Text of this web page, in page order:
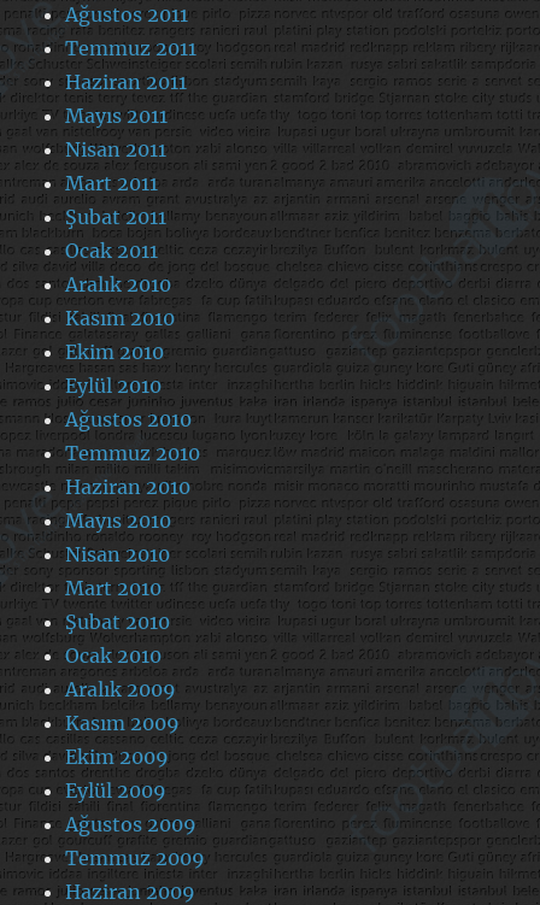
Ağustos 2011
Temmuz 2011
Haziran 2011
Mayıs 2011
Nisan 2011
Mart 2011
Şubat 2011
Ocak 2011
Aralık 2010
Kasım 2010
Ekim 2010
Eylül 2010
Ağustos 2010
Temmuz 2010
Haziran 2010
Mayıs 2010
Nisan 2010
Mart 2010
Şubat 2010
Ocak 2010
Aralık 2009
Kasım 2009
Ekim 2009
Eylül 2009
Ağustos 2009
Temmuz 2009
Haziran 2009